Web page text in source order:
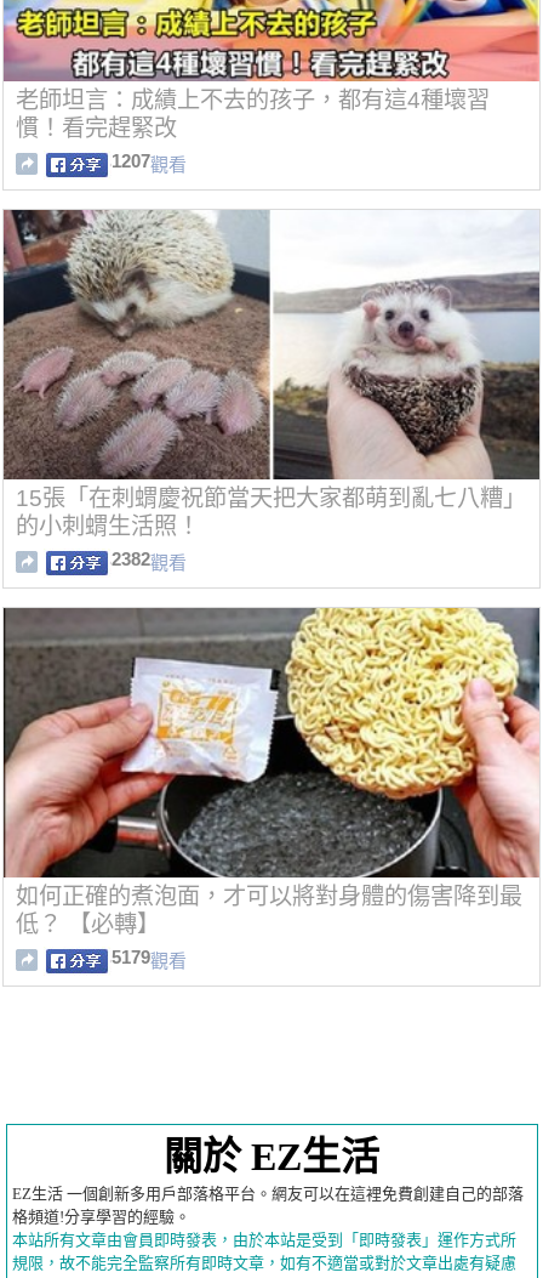
老師坦言：成績上不去的孩子，都有這4種壞習
慣！看完趕緊改
1207觀看
15張「在刺蝟慶祝節當天把大家都萌到亂七八糟」
的小刺蝟生活照！
2382觀看
如何正確的煮泡面，才可以將對身體的傷害降到最
低？ 【必轉】
5179觀看
關於 EZ生活
EZ生活 一個創新多用戶部落格平台。網友可以在這裡免費創建自己的部落
格頻道!分享學習的經驗。
本站所有文章由會員即時發表，由於本站是受到「即時發表」運作方式所
規限，故不能完全監察所有即時文章，如有不適當或對於文章出處有疑慮